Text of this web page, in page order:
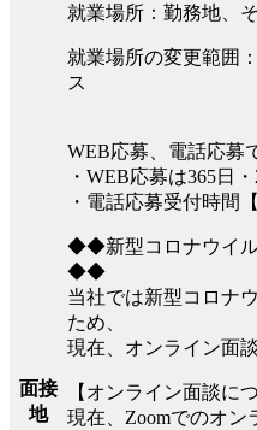
就業場所：勤務地、
就業場所の変更範囲
ス
面接
地
WEB応募、電話応募
・WEB応募は365日
・電話応募受付時間【
◆◆新型コロナウイル
◆◆
当社では新型コロナ
ため、
現在、オンライン面
【オンライン面談に
現在、Zoomでのオン